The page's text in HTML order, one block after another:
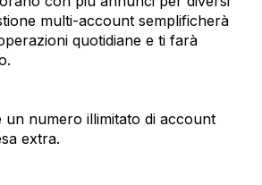
multi-account semplificherà
quotidiane e ti farà
un numero illimitato di account
extra.